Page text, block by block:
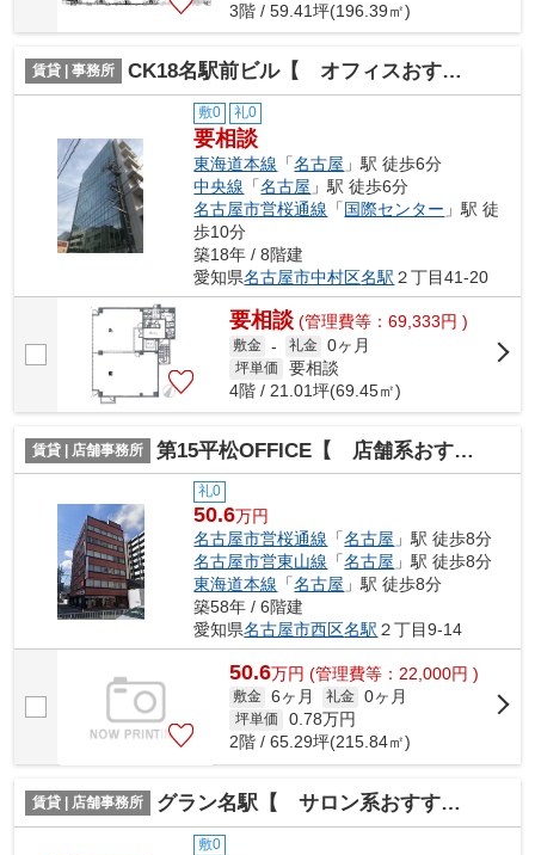
3階 / 59.41坪(196.39㎡)
賃貸 | 事務所 CK18名駅前ビル【 オフィスおすすめ 】
敷0 礼0
要相談
東海道本線 「名古屋 」駅 徒歩6分
中央線 「名古屋 」駅 徒歩6分
名古屋市営桜通線 「国際センター 」駅 徒
歩10分
築18年 / 8階建
愛知県名古屋市中村区名駅 ２丁目41-20
要相談 (管理費等：69,333円 )
敷金 - 礼金 0ヶ月
坪単価
要相談
4階 / 21.01坪(69.45㎡)
賃貸 | 店舗事務所 第15平松OFFICE【 店舗系おすすめ 】
礼0
50.6万円
名古屋市営桜通線 「名古屋 」駅 徒歩8分
名古屋市営東山線 「名古屋 」駅 徒歩8分
東海道本線 「名古屋 」駅 徒歩8分
築58年 / 6階建
愛知県名古屋市西区名駅 ２丁目9-14
50.6万円 (管理費等：22,000円 )
敷金 6ヶ月 礼金 0ヶ月
坪単価 0.78万円
2階 / 65.29坪(215.84㎡)
賃貸 | 店舗事務所 グラン名駅【 サロン系おすすめ 】
敷0